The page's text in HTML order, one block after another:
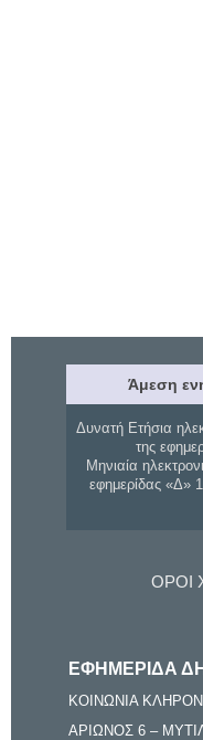
Άμεση
Δυνατή Ετήσια
της
Μηνιαία
εφημερίδας
ΟΡΟΙ
ΕΦΗΜΕΡΙΔΑ
ΚΟΙΝΩΝΙΑ
ΑΡΙΩΝΟΣ 6 –